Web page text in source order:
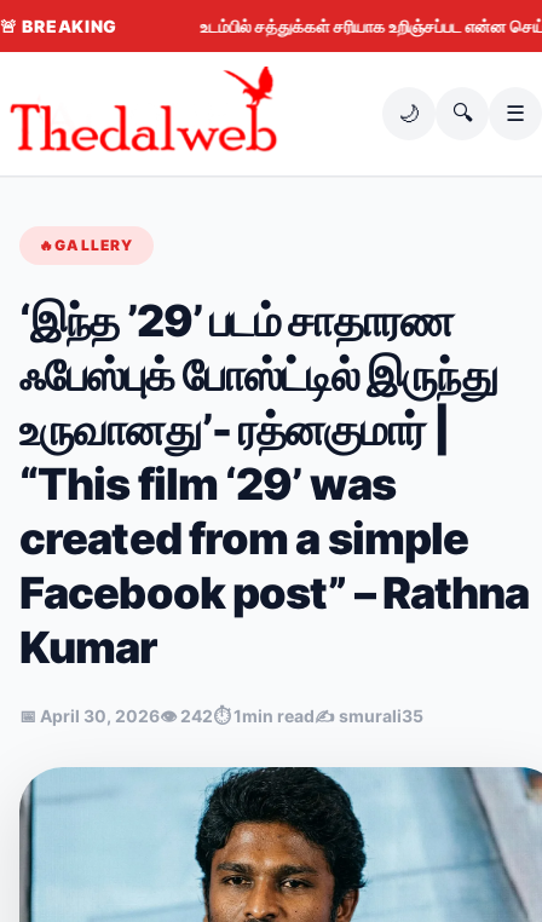
🚨BREAKING உடம்பில் சத்துக்கள் சரியாக உறிஞ்சப்பட என்ன செய்ய
🌙 🔍 ☰
🔥GALLERY
‘இந்த ’29’ படம் சாதாரண
ஃபேஸ்புக் போஸ்ட்டில் இருந்து
உருவானது’- ரத்னகுமார் |
“This film ‘29’ was
created from a simple
Facebook post” – Rathna
Kumar
📅 April 30, 2026👁 242⏱1min read✍️ smurali35